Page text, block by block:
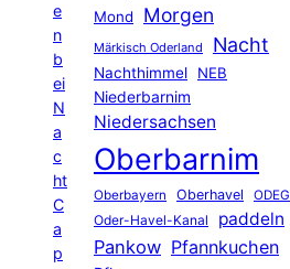
e
n
b
ei
N
a
c
ht
C
a
p
Mond
Morgen
Märkisch Oderland Nacht
Nachthimmel
NEB
Niederbarnim
Niedersachsen
Oberbarnim
Oberbayern Oberhavel ODEG
Oder-Havel-Kanal paddeln
Pankow Pfannkuchen